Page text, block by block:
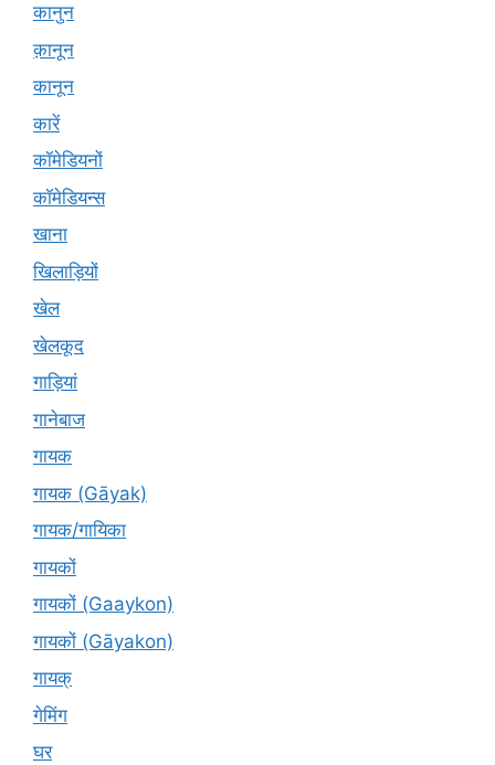
कानुन
क़ानून
कानून
कारें
कॉमेडियनों
कॉमेडियन्स
खाना
खिलाड़ियों
खेल
खेलकूद
गाड़ियां
गानेबाज
गायक
गायक (Gāyak)
गायक/गायिका
गायकों
गायकों (Gaaykon)
गायकों (Gāyakon)
गायक्
गेमिंग
घर